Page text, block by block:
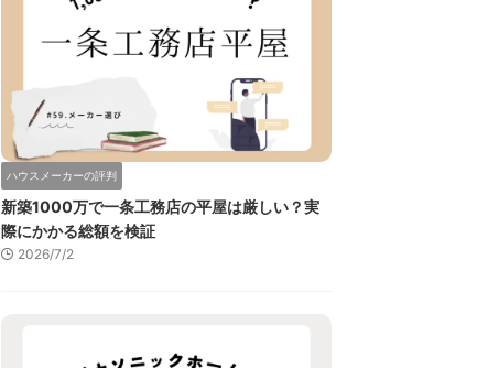
ハウスメーカーの評判
新築1000万で一条工務店の平屋は厳しい？実
際にかかる総額を検証
2026/7/2